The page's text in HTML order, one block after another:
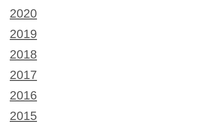
2020
2019
2018
2017
2016
2015